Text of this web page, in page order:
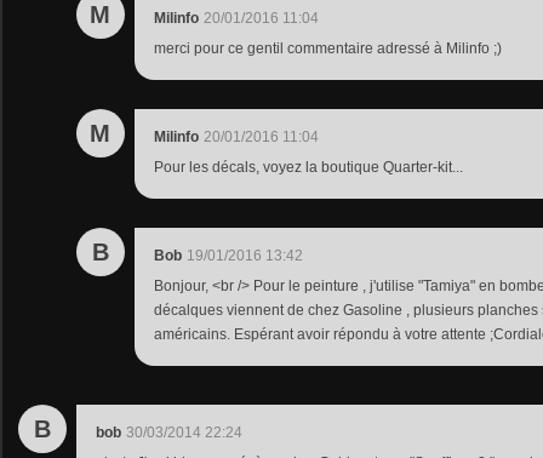
M Milinfo 20/01/2016 11:04
merci pour ce gentil commentaire adressé à Milinfo ;)
M Milinfo 20/01/2016 11:04
Pour les décals, voyez la boutique Quarter-kit...
B Bob 19/01/2016 13:42
Bonjour, <br /> Pour le peinture , j'utilise "Tamiya" en
décalques viennent de chez Gasoline , plusieurs planches
américains. Espérant avoir répondu à votre attente
B bob 30/03/2014 22:24